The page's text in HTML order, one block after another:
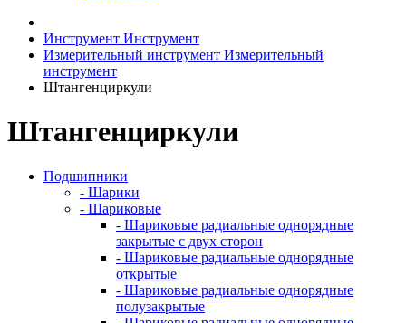
Инструмент Инструмент
Измерительный инструмент Измерительный
инструмент
Штангенциркули
Штангенциркули
Подшипники
- Шарики
- Шариковые
- Шариковые радиальные однорядные
закрытые с двух сторон
- Шариковые радиальные однорядные
открытые
- Шариковые радиальные однорядные
полузакрытые